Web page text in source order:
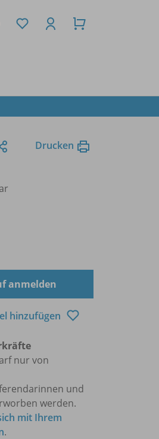
Drucken
anmelden
hinzufügen
nur von
und
werden.
mit Ihrem
.